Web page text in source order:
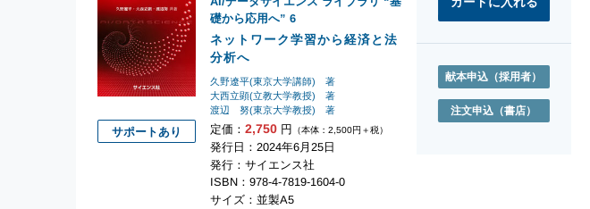
ネットワーク学習から経済と法
分析へ
礎から応用へ” 6
久野遼平(東京大学講師) 著
大西立顕(立教大学教授) 著
渡辺 努(東京大学教授) 著
定価： 2,750円 （本体：2,500円＋税）
発行日：2024年6月25日
発行：サイエンス社
ISBN：978-4-7819-1604-0
サイズ：並製A5
サポートあり
献本申込 （採用者）
注文申込 （書店）